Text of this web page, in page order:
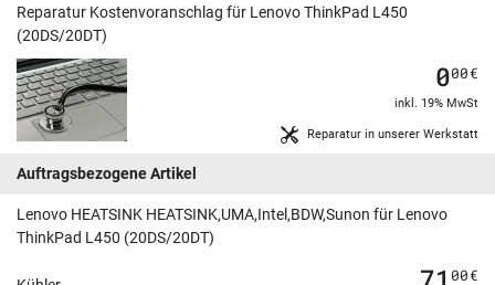
Reparatur Kostenvoranschlag für Lenovo ThinkPad L450
(20DS/20DT)
Reparatur in unserer Werkstatt
000€
inkl. 19% MwSt
Auftragsbezogene Artikel
Lenovo HEATSINK HEATSINK,UMA,Intel,BDW,Sunon für Lenovo
ThinkPad L450 (20DS/20DT)
00€